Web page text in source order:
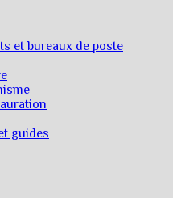
et bureaux de poste
guides